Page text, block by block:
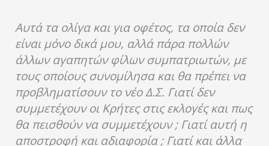
Αυτά τα ολίγα και για οφέτος, τα οποία δεν
είναι μόνο δικά μου, αλλά πάρα πολλών
άλλων αγαπητών φίλων συμπατριωτών, με
τους οποίους συνομίλησα και θα πρέπει να
προβληματίσουν το νέο Δ.Σ. Γιατί δεν
συμμετέχουν οι Κρήτες στις εκλογές και πως
θα πεισθούν να συμμετέχουν ; Γιατί αυτή η
αποστροφή και αδιαφορία ; Γιατί και άλλα